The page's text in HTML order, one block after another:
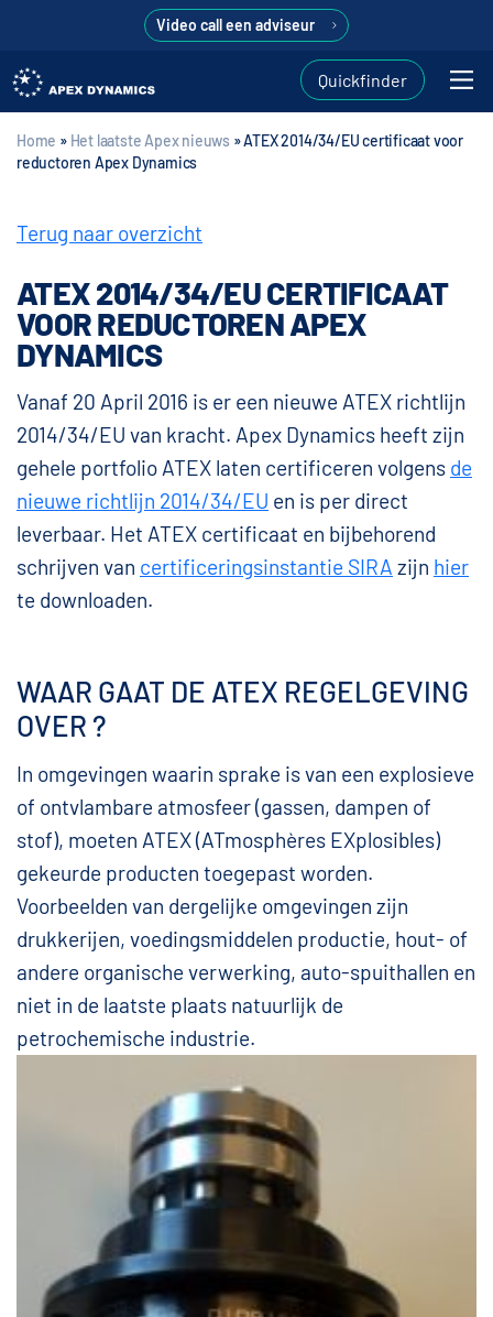
Video call een adviseur
Quickfinder
Home » Het laatste Apex nieuws »ATEX 2014/34/EU certificaat voor
reductoren Apex Dynamics
Terug naar overzicht
ATEX 2014/34/EU CERTIFICAAT
VOOR REDUCTOREN APEX
DYNAMICS
Vanaf 20 April 2016 is er een nieuwe ATEX richtlijn
2014/34/EU van kracht. Apex Dynamics heeft zijn
gehele portfolio ATEX laten certificeren volgens de
nieuwe richtlijn 2014/34/EU en is per direct
leverbaar. Het ATEX certificaat en bijbehorend
schrijven van certificeringsinstantie SIRA zijn hier
te downloaden.
WAAR GAAT DE ATEX REGELGEVING
OVER ?
In omgevingen waarin sprake is van een explosieve
of ontvlambare atmosfeer (gassen, dampen of
stof), moeten ATEX (ATmosphères EXplosibles)
gekeurde producten toegepast worden.
Voorbeelden van dergelijke omgevingen zijn
drukkerijen, voedingsmiddelen productie, hout- of
andere organische verwerking, auto-spuithallen en
niet in de laatste plaats natuurlijk de
petrochemische industrie.